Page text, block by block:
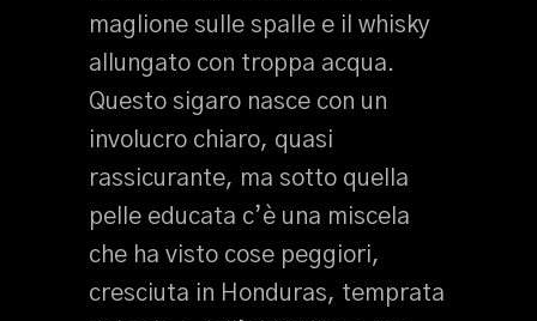
maglione sulle spalle e il whisky
allungato con troppa acqua.
Questo sigaro nasce con un
involucro chiaro, quasi
rassicurante, ma sotto quella
pelle educata c’è una miscela
che ha visto cose peggiori,
cresciuta in Honduras, temprata